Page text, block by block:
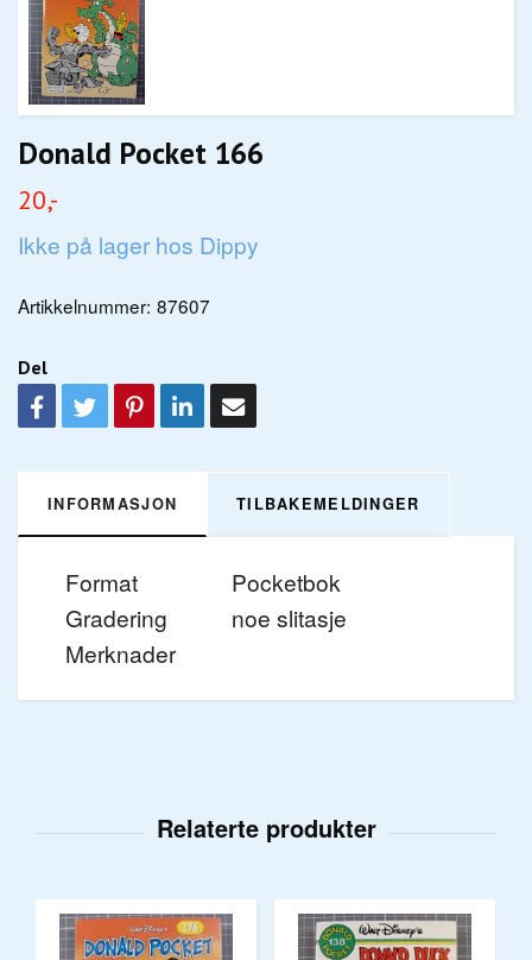
Donald Pocket 166
20,-
Ikke på lager hos Dippy
Artikkelnummer: 87607
Del
INFORMASJON TILBAKEMELDINGER
Format
Pocketbok
Gradering
noe slitasje
Merknader